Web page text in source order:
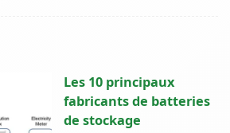
Les 10 principaux
fabricants de batteries
de stockage